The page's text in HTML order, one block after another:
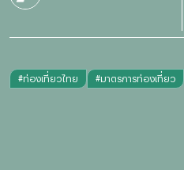
#ท่องเที่ยวไทย #มาตรการท่องเที่ยว